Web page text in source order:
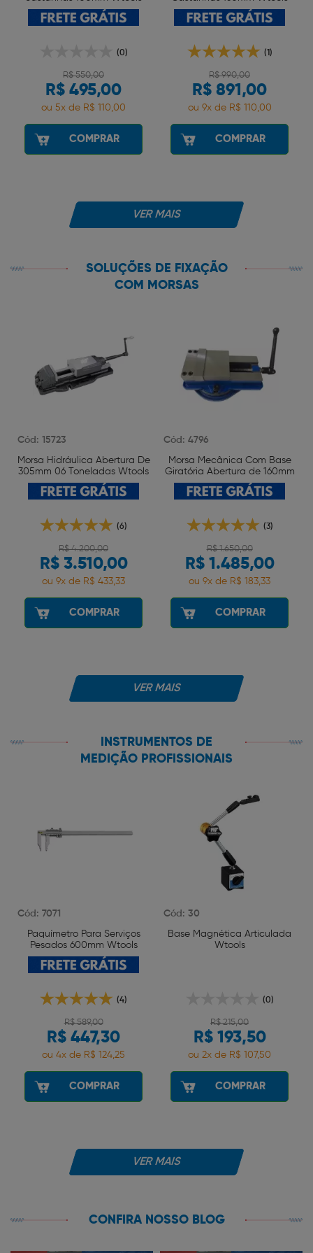
(0)
R$ 550,00
R$ 495,00
ou 5x de R$ 110,00
COMPRAR
(1)
R$ 990,00
R$ 891,00
ou 9x de R$ 110,00
COMPRAR
VER MAIS
SOLUÇÕES DE FIXAÇÃO
COM MORSAS
Cód: 15723
Morsa Hidráulica Abertura De
305mm 06 Toneladas Wtools
(6)
R$ 4.200,00
R$ 3.510,00
ou 9x de R$ 433,33
COMPRAR
Cód: 4796
Morsa Mecânica Com Base
Giratória Abertura de 160mm
Wtools
(3)
R$ 1.650,00
R$ 1.485,00
ou 9x de R$ 183,33
COMPRAR
VER MAIS
INSTRUMENTOS DE
MEDIÇÃO PROFISSIONAIS
Cód: 7071
Paquímetro Para Serviços
Pesados 600mm Wtools
(4)
R$ 589,00
R$ 447,30
ou 4x de R$ 124,25
COMPRAR
Cód: 30
Base Magnética Articulada
Wtools
(0)
R$ 215,00
R$ 193,50
ou 2x de R$ 107,50
COMPRAR
VER MAIS
CONFIRA NOSSO BLOG